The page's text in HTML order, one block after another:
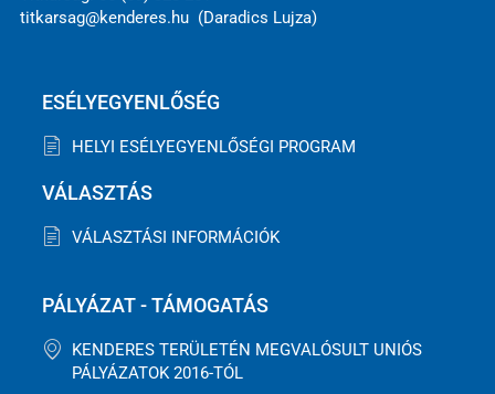
titkarsag@kenderes.hu (Daradics Lujza)
ESÉLYEGYENLŐSÉG
HELYI ESÉLYEGYENLŐSÉGI PROGRAM
VÁLASZTÁS
VÁLASZTÁSI INFORMÁCIÓK
PÁLYÁZAT - TÁMOGATÁS
KENDERES TERÜLETÉN MEGVALÓSULT UNIÓS
PÁLYÁZATOK 2016-TÓL